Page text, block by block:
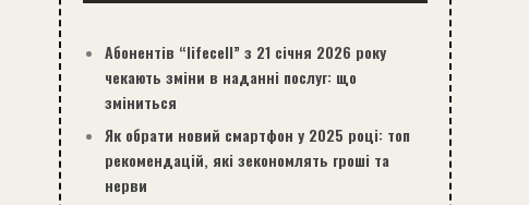
Абонентів “lifecell” з 21 січня 2026 року
чекають зміни в наданні послуг: що
зміниться
Як обрати новий смартфон у 2025 році: топ
рекомендацій, які зекономлять гроші та
нерви